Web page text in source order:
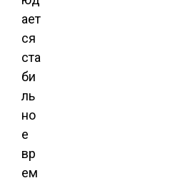
ает
ся
ста
би
ль
но
е
вр
ем